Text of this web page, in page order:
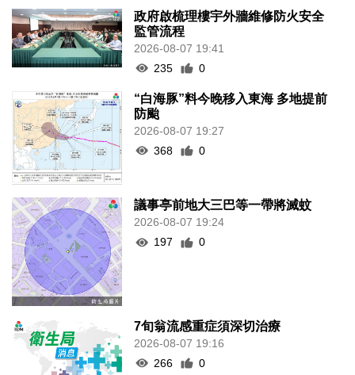
政府啟梳理樓宇外牆維修防火安全
監管流程
2026-08-07 19:41
235
0
“白海豚”料今晚移入東海 多地提前
防颱
2026-08-07 19:27
368
0
議事亭前地大三巴等一帶將滅蚊
2026-08-07 19:24
197
0
7旬翁流感重症須深切治療
2026-08-07 19:16
266
0